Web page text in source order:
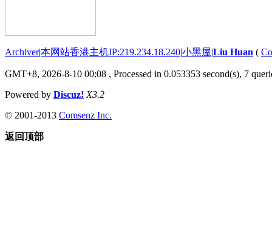
Archiver|本网站香港主机IP:219.234.18.240|小黑屋|Liu Huan (
GMT+8, 2026-8-10 00:08 , Processed in 0.053353 second(s), 7
Powered by Discuz! X3.2
© 2001-2013 Comsenz Inc.
返回顶部